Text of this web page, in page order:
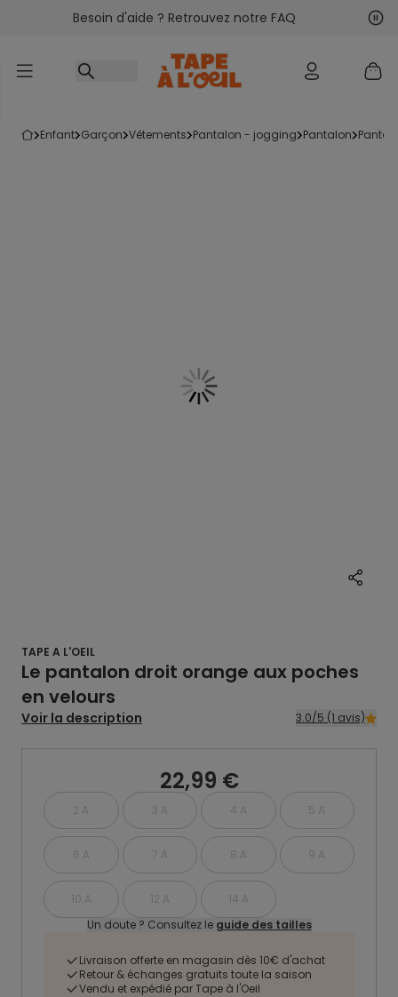
Accéder au contenu
Besoin d'aide ? Retrouvez notre FAQ
enfant garçon vêtements pantalon - jogging pantalon
TAPE A L'OEIL
Le pantalon droit orange aux poches
en velours
Voir la description 3.0/5 (1 avis)
22,99 €
2 A 3 A 4 A 5 A
6 A 7 A 8 A 9 A
10 A 12 A
14 A
Un doute ? Consultez le guide des tailles
Livraison offerte en magasin dès 10€ d'achat
Retour & échanges gratuits toute la saison
Vendu et expédié par Tape à l'Oeil